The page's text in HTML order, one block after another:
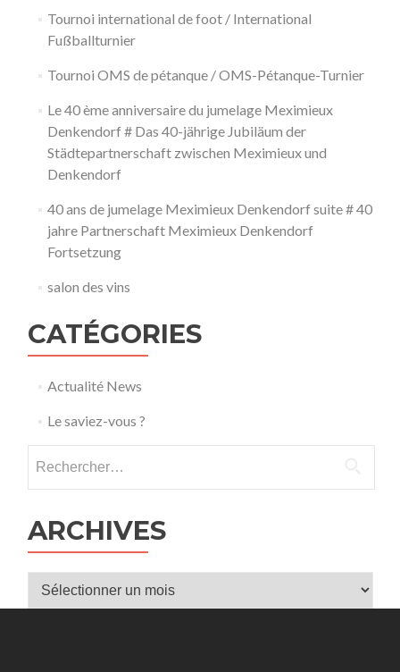
Tournoi international de foot / International
Fußballturnier
Tournoi OMS de pétanque / OMS-Pétanque-Turnier
Le 40 ème anniversaire du jumelage Meximieux
Denkendorf # Das 40-jährige Jubiläum der
Städtepartnerschaft zwischen Meximieux und
Denkendorf
40 ans de jumelage Meximieux Denkendorf suite # 40
jahre Partnerschaft Meximieux Denkendorf
Fortsetzung
salon des vins
CATÉGORIES
Actualité News
Le saviez-vous ?
ARCHIVES
Archives